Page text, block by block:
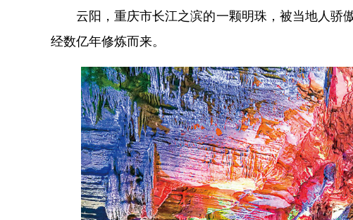
云阳，重庆市长江之滨的一颗明珠，被当地人骄
经数亿年修炼而来。